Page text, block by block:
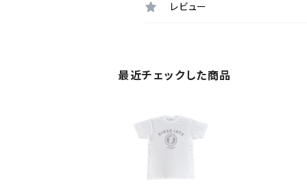
レビュー
最近チェックした商品